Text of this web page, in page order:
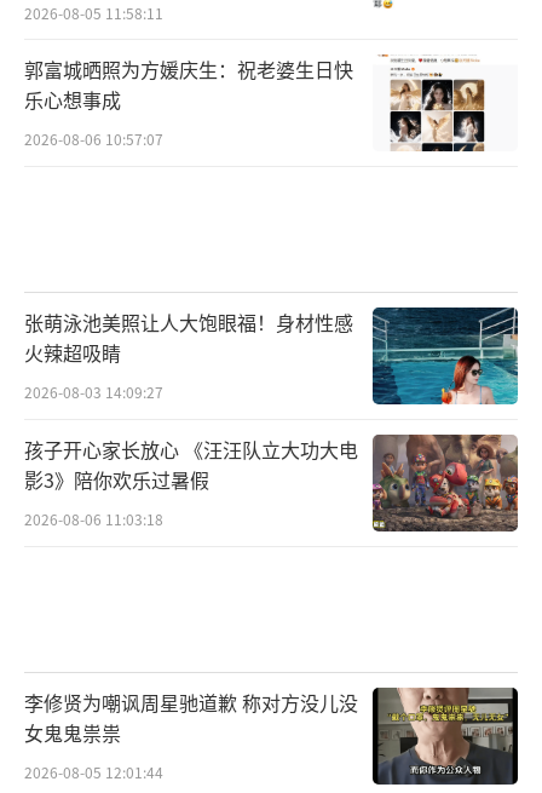
2026-08-05 11:58:11
郭富城晒照为方媛庆生：祝老婆生日快
乐心想事成
2026-08-06 10:57:07
张萌泳池美照让人大饱眼福！身材性感
火辣超吸睛
2026-08-03 14:09:27
孩子开心家长放心 《汪汪队立大功大电
影3》陪你欢乐过暑假
2026-08-06 11:03:18
李修贤为嘲讽周星驰道歉 称对方没儿没
女鬼鬼祟祟
2026-08-05 12:01:44